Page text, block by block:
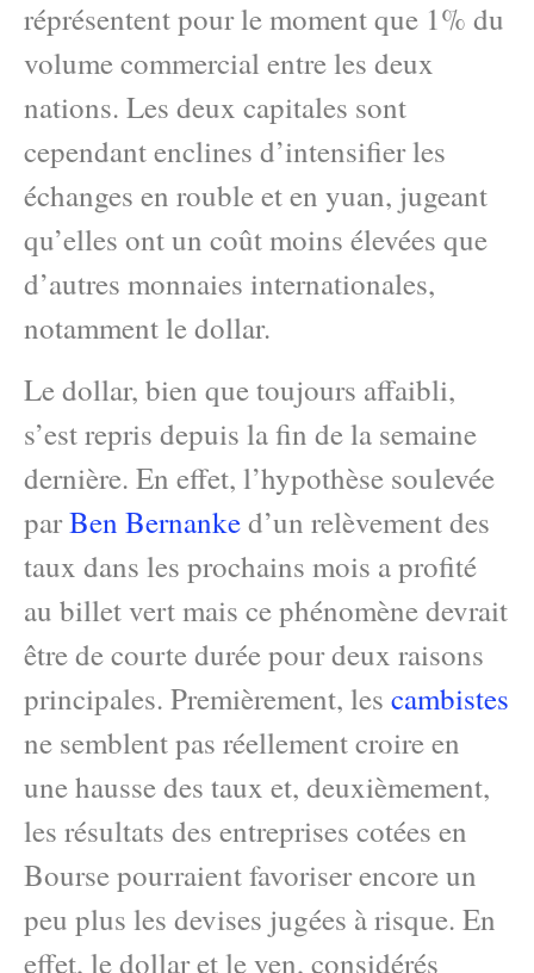
réprésentent pour le moment que 1% du
volume commercial entre les deux
nations. Les deux capitales sont
cependant enclines d’intensifier les
échanges en rouble et en yuan, jugeant
qu’elles ont un coût moins élevées que
d’autres monnaies internationales,
notamment le dollar.
Le dollar, bien que toujours affaibli,
s’est repris depuis la fin de la semaine
dernière. En effet, l’hypothèse soulevée
parBen Bernanked’un relèvement des
taux dans les prochains mois a profité
au billet vert mais ce phénomène devrait
être de courte durée pour deux raisons
principales. Premièrement, les cambistes
ne semblent pas réellement croire en
une hausse des taux et, deuxièmement,
les résultats des entreprises cotées en
Bourse pourraient favoriser encore un
peu plus les devises jugées à risque. En
effet, le dollar et le yen, considérés